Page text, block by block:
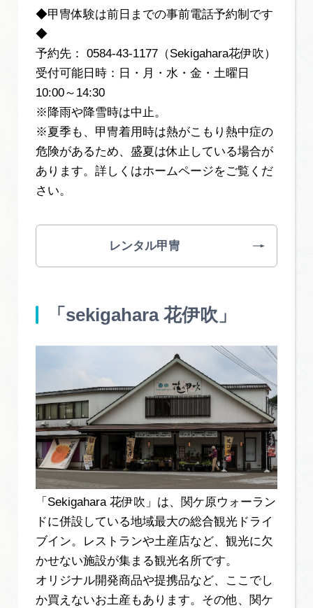
◆甲冑体験は前日までの事前電話予約制です
◆
予約先： 0584-43-1177（Sekigahara花伊吹）
受付可能日時：日・月・水・金・土曜日
10:00～14:30
※降雨や降雪時は中止。
※夏季も、甲冑着用時は熱がこもり熱中症の
危険があるため、盛夏は休止している場合が
あります。詳しくはホームページをご覧くだ
さい。
レンタル甲冑
「sekigahara 花伊吹」
「Sekigahara 花伊吹」は、関ケ原ウォーラン
ドに併設している地域最大の総合観光ドライ
ブイン。レストランや土産店など、観光に欠
かせない施設が集まる観光名所です。
オリジナル開発商品や提携品など、ここでし
か買えないお土産もあります。その他、関ケ